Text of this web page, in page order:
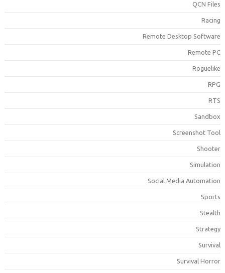
QCN
Remote Desktop
Remote
Screenshot
Social Media
Survival